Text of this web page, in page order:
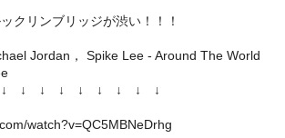
クリンブリッジが渋い！！！
Jordan， Spike Lee - Around The World
↓ ↓ ↓ ↓ ↓ ↓ ↓ ↓
watch?v=QC5MBNeDrhg